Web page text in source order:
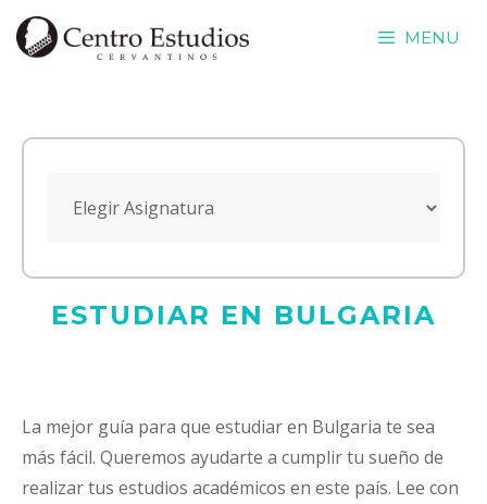
Saltar
MENU
ESTUDIAR EN BULGARIA
La mejor guía para que estudiar en Bulgaria te sea
más fácil. Queremos ayudarte a cumplir tu sueño de
realizar tus estudios académicos en este país. Lee con